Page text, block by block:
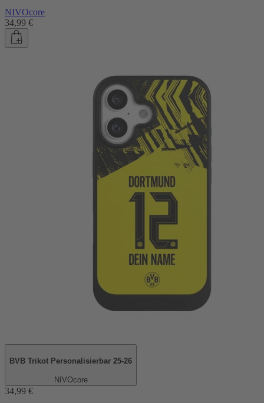
NIVOcore
34,99 €
BVB Trikot Personalisierbar 25-26
NIVOcore
34,99 €